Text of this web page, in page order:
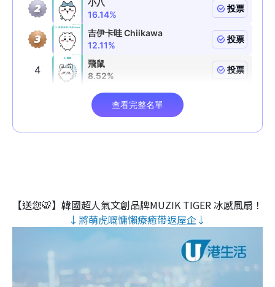
【送您🐯】韓國超人氣文創品牌MUZIK TIGER 冰感風扇！
↓將萌虎嘅慵懶療癒帶返屋企↓